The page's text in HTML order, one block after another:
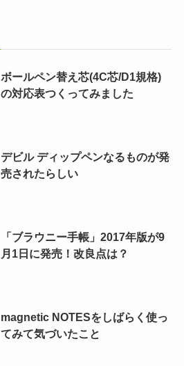
ボールペン替え芯(4C芯/D1規格)
の対応表つくってみました
デビル ディップペンなるものが発
売されたらしい
「ブラウニー手帳」2017年版が9
月1日に発売！改良点は？
magnetic NOTESをしばらく使っ
てみて気づいたこと